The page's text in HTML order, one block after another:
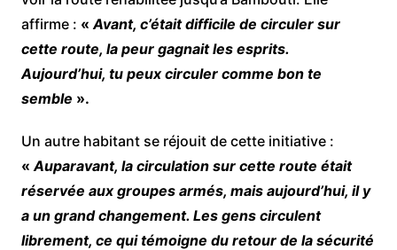
affirme : « Avant, c’était difficile de circuler sur
cette route, la peur gagnait les esprits.
Aujourd’hui, tu peux circuler comme bon te
semble ».
Un autre habitant se réjouit de cette initiative :
« Auparavant, la circulation sur cette route était
réservée aux groupes armés, mais aujourd’hui, il y
a un grand changement. Les gens circulent
librement, ce qui témoigne du retour de la sécurité